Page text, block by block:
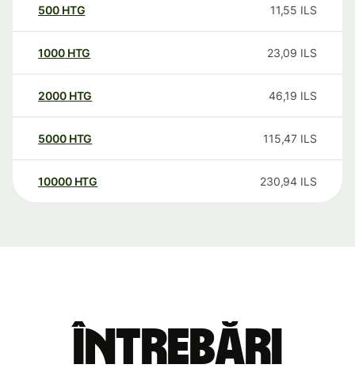
500 HTG 11,55 ILS
1000 HTG 23,09 ILS
2000 HTG 46,19 ILS
5000 HTG 115,47 ILS
10000 HTG 230,94 ILS
Întrebări